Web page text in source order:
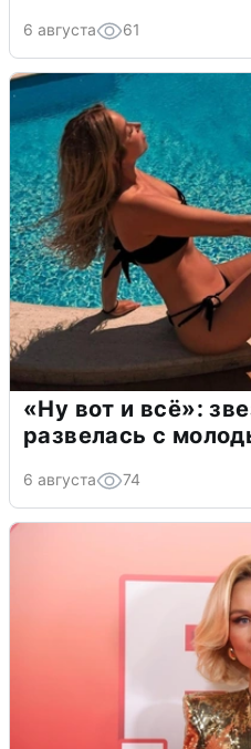
6 августа 61
«Ну вот и всё»:
развелась с
6 августа 74